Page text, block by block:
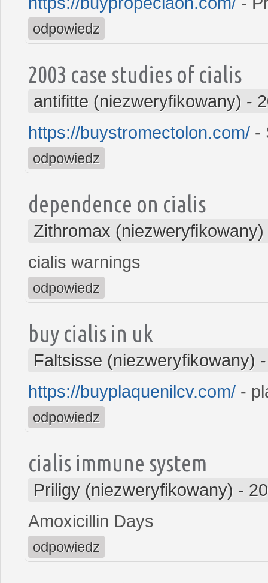
odpowiedz
2003 case studies of cialis
antifitte (niezweryfikowany) -
https://buystromectolon.com/ -
odpowiedz
dependence on cialis
Zithromax (niezweryfikowany)
cialis warnings
odpowiedz
buy cialis in uk
Faltsisse (niezweryfikowany)
https://buyplaquenilcv.com/ -
odpowiedz
cialis immune system
Priligy (niezweryfikowany) -
Amoxicillin Days
odpowiedz